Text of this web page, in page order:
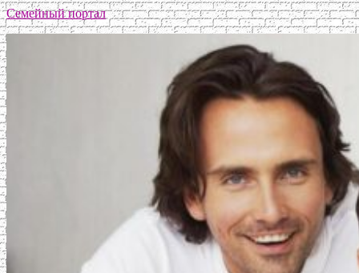
Семейный портал